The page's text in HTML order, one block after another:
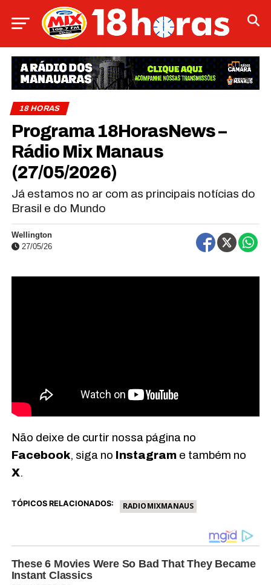
18 HORAS
Programa 18HorasNews​​​​​​​​​​​​ –
Rádio Mix Manaus
(27/05/2026)
Já estamos no ar com as principais notícias do
Brasil e do Mundo
Wellington
27/05/26
Não deixe de curtir nossa página no
Facebook, siga no Instagrame também no
X.
TÓPICOS RELACIONADOS: RADIOMIXMANAUS